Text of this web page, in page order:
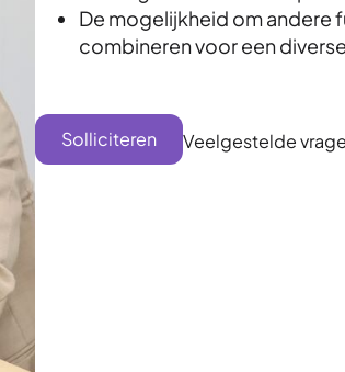
De mogelijkheid om andere
combineren voor een
Solliciteren Veelgestelde